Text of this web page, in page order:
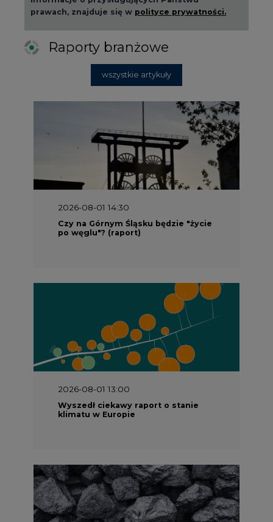
prawach, znajduje się w polityce prywatności.
Raporty branżowe
wszystkie artykuły
2026-08-01 14:30
Czy na Górnym Śląsku będzie "życie
po węglu"? (raport)
2026-08-01 13:00
Wyszedł ciekawy raport o stanie
klimatu w Europie